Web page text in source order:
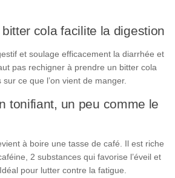
cola facilite la digestion
et soulage efficacement la diarrhée et
pas rechigner à prendre un bitter cola
ce que l’on vient de manger.
tonifiant, un peu comme le
à boire une tasse de café. Il est riche
2 substances qui favorise l’éveil et
pour lutter contre la fatigue.